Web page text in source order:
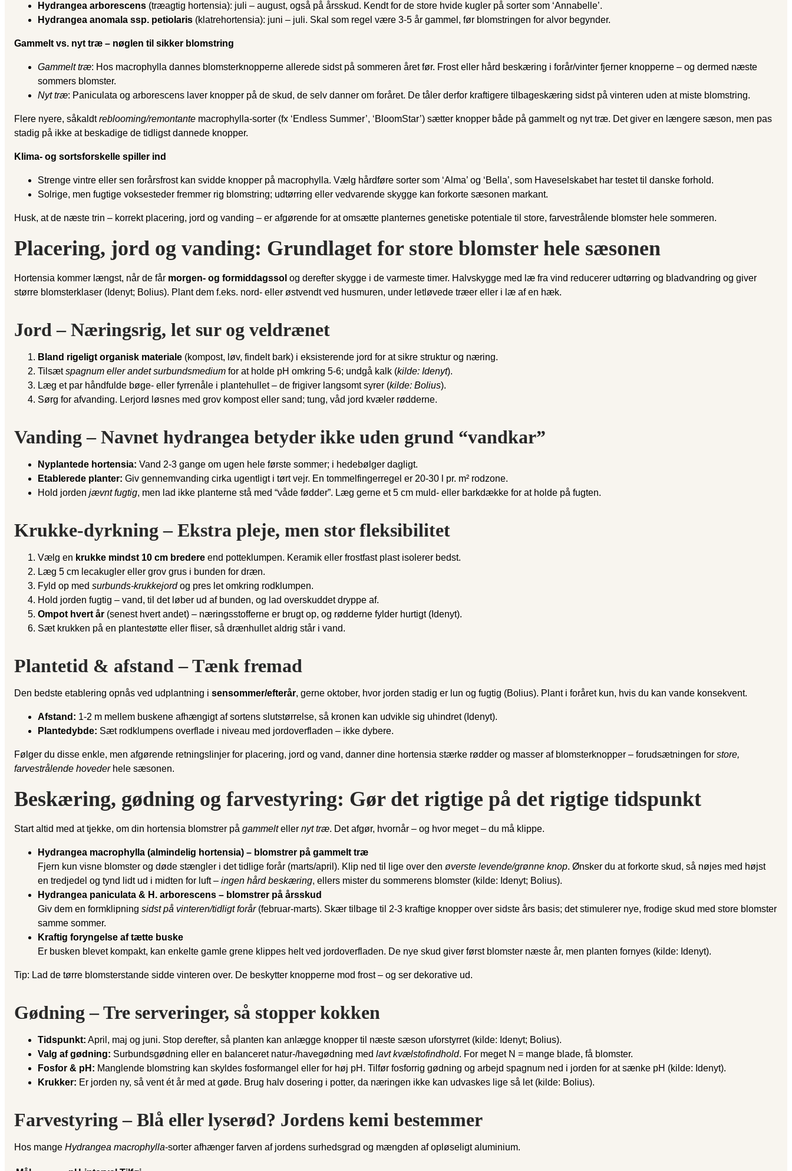
Hydrangea arborescens (træagtig hortensia): juli – august, også på årsskud. Kendt for de store hvide kugler på sorter som ‘Annabelle’.
Hydrangea anomala ssp. petiolaris (klatrehortensia): juni – juli. Skal som regel være 3-5 år gammel, før blomstringen for alvor begynder.
Gammelt vs. nyt træ – nøglen til sikker blomstring
Gammelt træ: Hos macrophylla dannes blomsterknopperne allerede sidst på sommeren året før. Frost eller hård beskæring i forår/vinter fjerner knopperne – og dermed næste
sommers blomster.
Nyt træ: Paniculata og arborescens laver knopper på de skud, de selv danner om foråret. De tåler derfor kraftigere tilbageskæring sidst på vinteren uden at miste blomstring.
Flere nyere, såkaldtreblooming/remontante macrophylla-sorter (fx ‘Endless Summer’, ‘BloomStar’) sætter knopper både på gammelt og nyt træ. Det giver en længere sæson, men pas
stadig på ikke at beskadige de tidligst dannede knopper.
Klima- og sortsforskelle spiller ind
Strenge vintre eller sen forårsfrost kan svidde knopper på macrophylla. Vælg hårdføre sorter som ‘Alma’ og ‘Bella’, som Haveselskabet har testet til danske forhold.
Solrige, men fugtige voksesteder fremmer rig blomstring; udtørring eller vedvarende skygge kan forkorte sæsonen markant.
Husk, at de næste trin – korrekt placering, jord og vanding – er afgørende for at omsætte planternes genetiske potentiale til store, farve­strålende blomster hele sommeren.
Placering, jord og vanding: Grundlaget for store blomster hele sæsonen
Hortensia kommer længst, når de får morgen- og formiddagssol og derefter skygge i de varmeste timer. Halvskygge med læ fra vind reducerer udtørring og bladvandring og giver
større blomsterklaser (Idenyt; Bolius). Plant dem f.eks. nord- eller østvendt ved husmuren, under letløvede træer eller i læ af en hæk.
Jord – Næringsrig, let sur og veldrænet
Bland rigeligt organisk materiale (kompost, løv, findelt bark) i eksisterende jord for at sikre struktur og næring.
Tilsætspagnum eller andet surbundsmedium for at holde pH omkring 5-6; undgå kalk (kilde: Idenyt).
Læg et par håndfulde bøge- eller fyrrenåle i plantehullet – de frigiver langsomt syrer (kilde: Bolius).
Sørg for afvanding. Lerjord løsnes med grov kompost eller sand; tung, våd jord kvæler rødderne.
Vanding – Navnet hydrangea betyder ikke uden grund “vandkar”
Nyplantede hortensia: Vand 2-3 gange om ugen hele første sommer; i hedebølger dagligt.
Etablerede planter: Giv gennemvanding cirka ugentligt i tørt vejr. En tommelfingerregel er 20-30 l pr. m² rodzone.
Hold jorden jævnt fugtig, men lad ikke planterne stå med “våde fødder”. Læg gerne et 5 cm muld- eller barkdække for at holde på fugten.
Krukke-dyrkning – Ekstra pleje, men stor fleksibilitet
Vælg en krukke mindst 10 cm bredere end potteklumpen. Keramik eller frostfast plast isolerer bedst.
Læg 5 cm lecakugler eller grov grus i bunden for dræn.
Fyld op med surbunds-krukkejordog pres let omkring rodklumpen.
Hold jorden fugtig – vand, til det løber ud af bunden, og lad overskuddet dryppe af.
Ompot hvert år (senest hvert andet) – næringsstofferne er brugt op, og rødderne fylder hurtigt (Idenyt).
Sæt krukken på en plantestøtte eller fliser, så drænhullet aldrig står i vand.
Plantetid & afstand – Tænk fremad
Den bedste etablering opnås ved udplantning i sensommer/efterår, gerne oktober, hvor jorden stadig er lun og fugtig (Bolius). Plant i foråret kun, hvis du kan vande konsekvent.
Afstand: 1-2 m mellem buskene afhængigt af sortens slutstørrelse, så kronen kan udvikle sig uhindret (Idenyt).
Plantedybde: Sæt rodklumpens overflade i niveau med jordoverfladen – ikke dybere.
Følger du disse enkle, men afgørende retningslinjer for placering, jord og vand, danner dine hortensia stærke rødder og masser af blomsterknopper – forudsætningen for store,
farvestrålende hovederhele sæsonen.
Beskæring, gødning og farvestyring: Gør det rigtige på det rigtige tidspunkt
Start altid med at tjekke, om din hortensia blomstrer på gammelteller nyt træ. Det afgør, hvornår – og hvor meget – du må klippe.
Hydrangea macrophylla (almindelig hortensia) – blomstrer på gammelt træ
Fjern kun visne blomster og døde stængler i det tidlige forår (marts/april). Klip ned til lige over den øverste levende/grønne knop. Ønsker du at forkorte skud, så nøjes med højst
en tredjedel og tynd lidt ud i midten for luft – ingen hård beskæring, ellers mister du sommerens blomster (kilde: Idenyt; Bolius).
Hydrangea paniculata & H. arborescens – blomstrer på årsskud
Giv dem en formklipning sidst på vinteren/tidligt forår(februar-marts). Skær tilbage til 2-3 kraftige knopper over sidste års basis; det stimulerer nye, frodige skud med store blomster
samme sommer.
Kraftig foryngelse af tætte buske
Er busken blevet kompakt, kan enkelte gamle grene klippes helt ved jordoverfladen. De nye skud giver først blomster næste år, men planten fornyes (kilde: Idenyt).
Tip: Lad de tørre blomsterstande sidde vinteren over. De beskytter knopperne mod frost – og ser dekorative ud.
Gødning – Tre serveringer, så stopper kokken
Tidspunkt: April, maj og juni. Stop derefter, så planten kan anlægge knopper til næste sæson uforstyrret (kilde: Idenyt; Bolius).
Valg af gødning: Surbundsgødning eller en balanceret natur-/havegødning med lavt kvælstofindhold. For meget N = mange blade, få blomster.
Fosfor & pH: Manglende blomstring kan skyldes fosformangel eller for høj pH. Tilfør fosforrig gødning og arbejd spagnum ned i jorden for at sænke pH (kilde: Idenyt).
Krukker: Er jorden ny, så vent ét år med at gøde. Brug halv dosering i potter, da næringen ikke kan udvaskes lige så let (kilde: Bolius).
Farvestyring – Blå eller lyserød? Jordens kemi bestemmer
Hos mange Hydrangea macrophylla-sorter afhænger farven af jordens surhedsgrad og mængden af opløseligt aluminium.